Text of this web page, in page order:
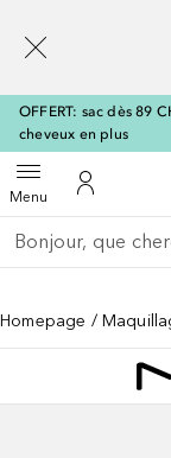
OFFERT: sac dès 89
cheveux en plus
MenuOuvrir le menu
Vers Mon
Retourner
Exécuter la recherche
Homepage